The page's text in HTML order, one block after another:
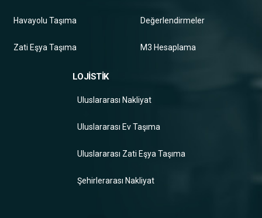
Havayolu Taşıma
Zati Eşya Taşıma
Değerlendirmeler
M3 Hesaplama
LOJİSTİK
Uluslararası Nakliyat
Uluslararası Ev Taşıma
Uluslararası Zati Eşya Taşıma
Şehirlerarası Nakliyat